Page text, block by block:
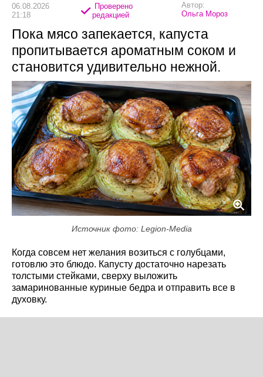
06.08.2026
21:18
Проверено
редакцией
Автор:
Ольга Мороз
Пока мясо запекается, капуста
пропитывается ароматным соком и
становится удивительно нежной.
Источник фото: Legion-Media
Когда совсем нет желания возиться с голубцами,
готовлю это блюдо. Капусту достаточно нарезать
толстыми стейками, сверху выложить
замаринованные куриные бедра и отправить все в
духовку.